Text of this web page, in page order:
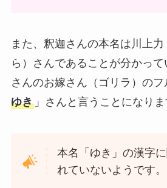
また、釈迦さんの本名は川上
ら）さんであることが分かっ
さんのお嫁さん（ゴリラ）のフ
ゆき」さんと言うことになりま
本名「ゆき」の漢字
れていないようです。